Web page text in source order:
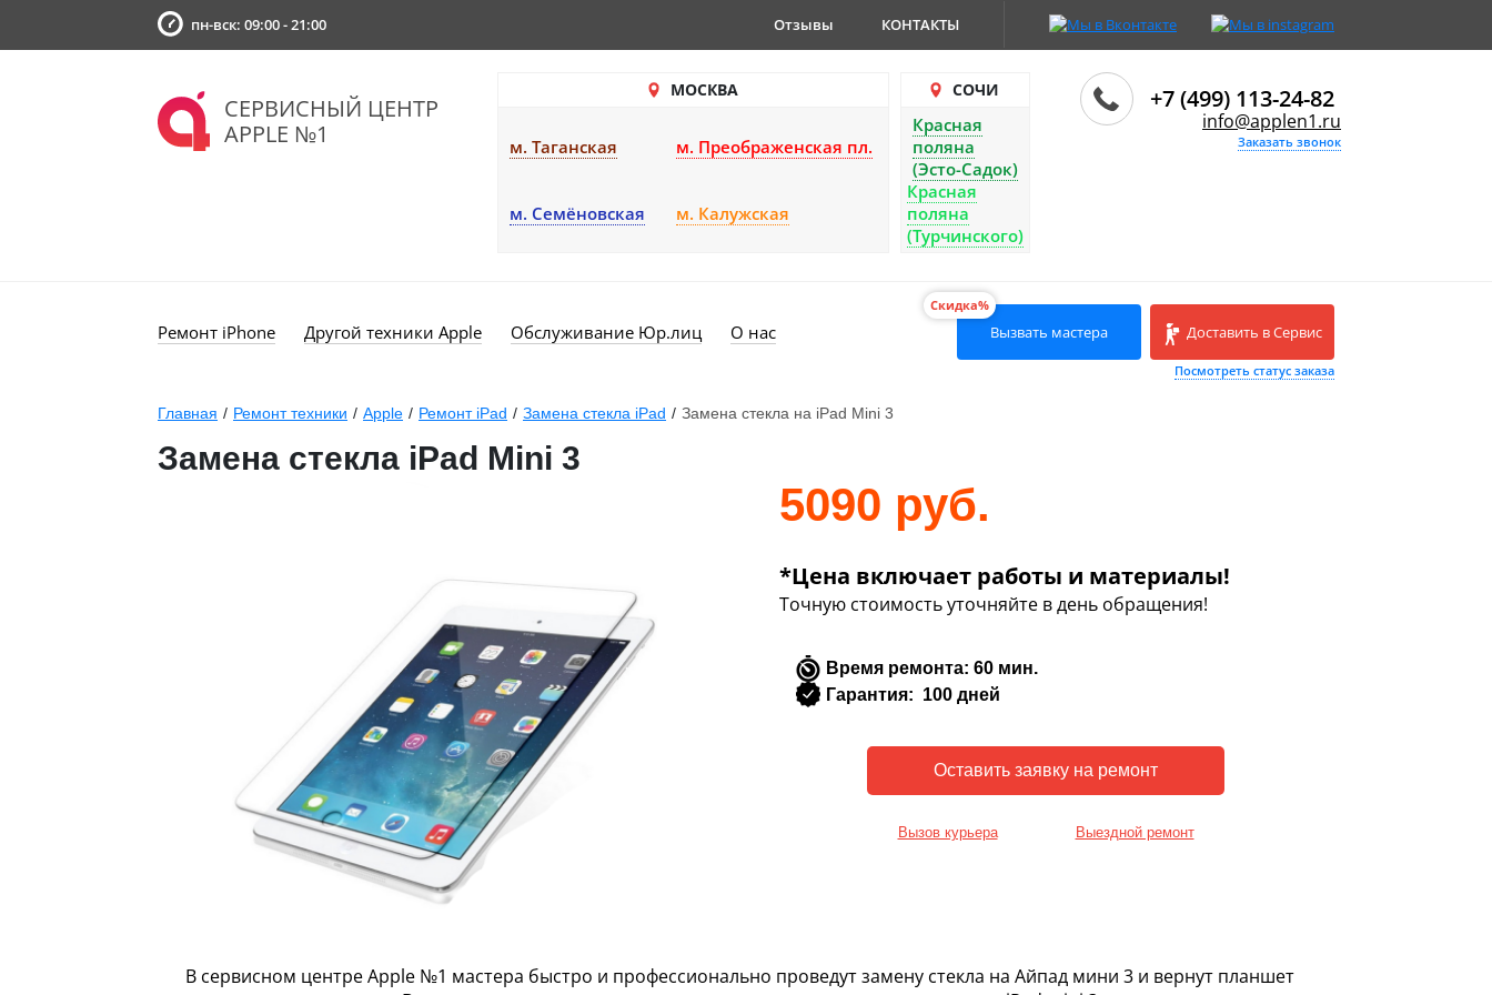
пн-вск: 09:00 - 21:00 Отзывы КОНТАКТЫ
СЕРВИСНЫЙ ЦЕНТР
APPLE №1
МОСКВА
м. Таганская м. Преображенская пл.
м. Семёновская м. Калужская
СОЧИ
Красная
поляна
(Эсто-Садок)
Красная
поляна
(Турчинского)
+7 (499) 113-24-82
info@applen1.ru
Заказать звонок
Ремонт iPhone Другой техники Apple Обслуживание Юр.лиц О нас
Скидка%
Вызвать мастера Доставить в Сервис
Посмотреть статус заказа
Главная / Ремонт техники / Apple / Ремонт iPad / Замена стекла iPad / Замена стекла на iPad Mini 3
Замена стекла iPad Mini 3
5090 руб.
*Цена включает работы и материалы!
Точную стоимость уточняйте в день обращения!
Время ремонта: 60 мин.
Гарантия: 100 дней
Вызов курьера Выездной ремонт
В сервисном центре Apple №1 мастера быстро и профессионально проведут замену стекла на Айпад мини 3 и вернут планшет